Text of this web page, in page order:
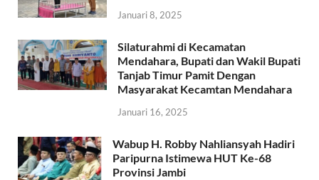
Januari 8, 2025
Silaturahmi di Kecamatan
Mendahara, Bupati dan Wakil Bupati
Tanjab Timur Pamit Dengan
Masyarakat Kecamtan Mendahara
Januari 16, 2025
Wabup H. Robby Nahliansyah Hadiri
Paripurna Istimewa HUT Ke-68
Provinsi Jambi